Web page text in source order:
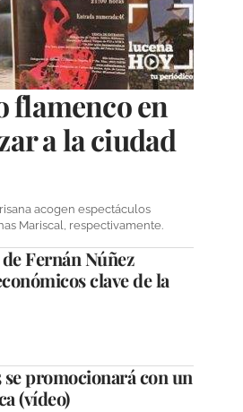
flamenco en
a la ciudad
acogen espectáculos
Mariscal, respectivamente.
Fernán Núñez
clave de la
promocionará con un
(vídeo)